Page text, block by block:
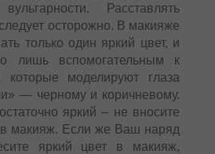
Расставлять
осторожно. В макияже
только один яркий цвет, и
лишь вспомогательным к
которые моделируют глаза
— черному и коричневому.
яркий – не вносите
макияж. Если же Ваш наряд
яркий цвет в макияж,